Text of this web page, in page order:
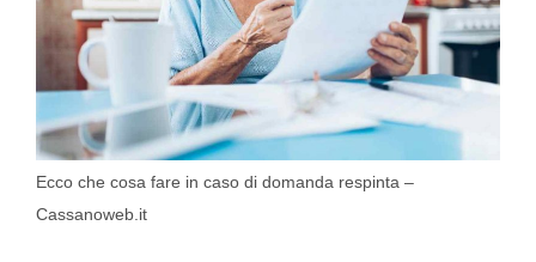
Ecco che cosa fare in caso di domanda respinta –
Cassanoweb.it